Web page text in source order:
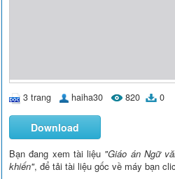
3 trang haiha30 820 0
Download
Bạn đang xem tài liệu "Giáo án Ngữ
khiến", để tải tài liệu gốc về máy bạn